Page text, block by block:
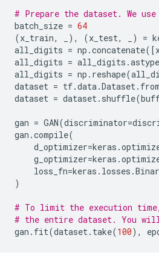
# Prepare the dataset. We
batch_size = 64
(x_train, ), (x_test, ) =
all_digits = np .concatenate([
all_digits = all_digits .astype
all_digits = np . reshape(
dataset = tf.data.Dataset.
dataset = dataset. shuffle(
gan = GAN(discriminator=
gan .compile(
d_optimizer=keras .
g_optimizer=keras .
loss_fn=keras . losses .
)
# To limit the execution
# the entire dataset. You
gan . fit(dataset. take(100),